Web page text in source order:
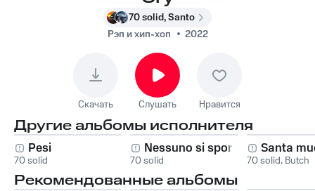
70 solid, Santo
Рэп и хип-хоп
2022
Скачать Слушать Нравится
Другие альбомы исполнителя
Pesi
70 solid
Nessuno si sporca
70 solid
Santa
70 solid, Butch
Рекомендованные альбомы